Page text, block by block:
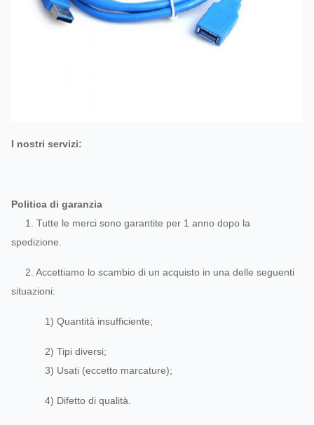
I nostri servizi:
Politica di garanzia
1. Tutte le merci sono garantite per 1 anno dopo la
spedizione.
2. Accettiamo lo scambio di un acquisto in una delle seguenti
situazioni:
1) Quantità insufficiente;
2) Tipi diversi;
3) Usati (eccetto marcature);
4) Difetto di qualità.